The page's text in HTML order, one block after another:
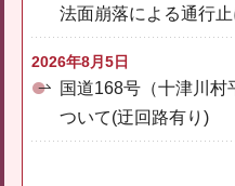
法面崩落による通行
2026年8月5日
国道168号（十津川村
ついて(迂回路有り)